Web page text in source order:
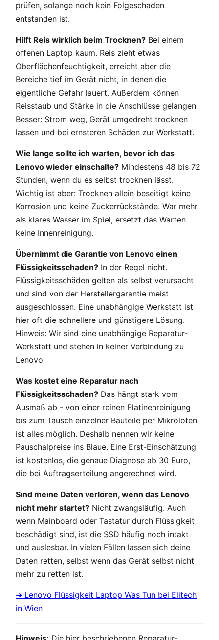
prüfen, solange noch kein Folgeschaden
entstanden ist.
Hilft Reis wirklich beim Trocknen? Bei einem
offenen Laptop kaum. Reis zieht etwas
Oberflächenfeuchtigkeit, erreicht aber die
Bereiche tief im Gerät nicht, in denen die
eigentliche Gefahr lauert. Außerdem können
Reisstaub und Stärke in die Anschlüsse gelangen.
Besser: Strom weg, Gerät umgedreht trocknen
lassen und bei ernsteren Schäden zur Werkstatt.
Wie lange sollte ich warten, bevor ich das
Lenovo wieder einschalte? Mindestens 48 bis 72
Stunden, wenn du es selbst trocknen lässt.
Wichtig ist aber: Trocknen allein beseitigt keine
Korrosion und keine Zuckerrückstände. War mehr
als klares Wasser im Spiel, ersetzt das Warten
keine Innenreinigung.
Übernimmt die Garantie von Lenovo einen
Flüssigkeitsschaden? In der Regel nicht.
Flüssigkeitsschäden gelten als selbst verursacht
und sind von der Herstellergarantie meist
ausgeschlossen. Eine unabhängige Werkstatt ist
hier oft die schnellere und günstigere Lösung.
Hinweis: Wir sind eine unabhängige Reparatur-
Werkstatt und stehen in keiner Verbindung zu
Lenovo.
Was kostet eine Reparatur nach
Flüssigkeitsschaden? Das hängt stark vom
Ausmaß ab - von einer reinen Platinenreinigung
bis zum Tausch einzelner Bauteile per Mikrolöten
ist alles möglich. Deshalb nennen wir keine
Pauschalpreise ins Blaue. Eine Erst-Einschätzung
ist kostenlos, die genaue Diagnose ab 30 Euro,
die bei Auftragserteilung angerechnet wird.
Sind meine Daten verloren, wenn das Lenovo
nicht mehr startet? Nicht zwangsläufig. Auch
wenn Mainboard oder Tastatur durch Flüssigkeit
beschädigt sind, ist die SSD häufig noch intakt
und auslesbar. In vielen Fällen lassen sich deine
Daten retten, selbst wenn das Gerät selbst nicht
mehr zu retten ist.
➜ Lenovo Flüssigkeit Laptop Was Tun bei Elitech
in Wien